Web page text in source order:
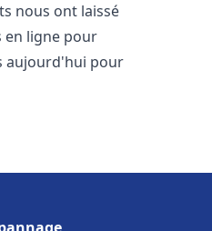
nous ont laissé
en ligne pour
aujourd'hui pour